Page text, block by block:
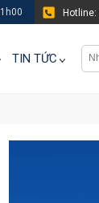
TIN TỨC
Hotline: